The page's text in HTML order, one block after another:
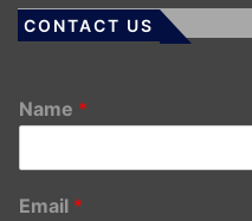
CONTACT US
Name *
Email *